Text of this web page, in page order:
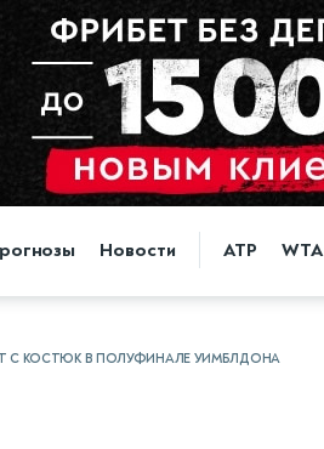
Новости ATP WTA
С КОСТЮК В ПОЛУФИНАЛЕ УИМБЛДОНА